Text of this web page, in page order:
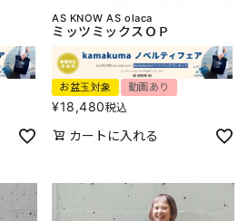
AS KNOW AS olaca
ミッツミックスＯＰ
お盆玉対象 動画あり
¥18,480税込
カートに入れる